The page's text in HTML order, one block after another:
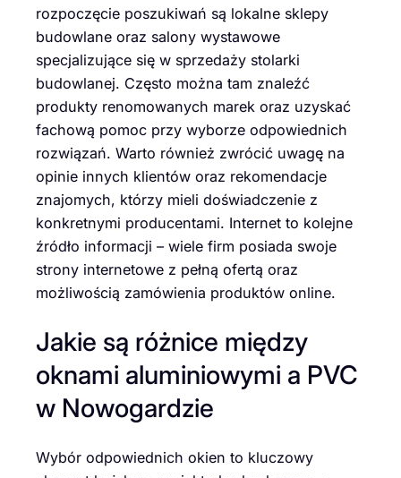
rozpoczęcie poszukiwań są lokalne sklepy
budowlane oraz salony wystawowe
specjalizujące się w sprzedaży stolarki
budowlanej. Często można tam znaleźć
produkty renomowanych marek oraz uzyskać
fachową pomoc przy wyborze odpowiednich
rozwiązań. Warto również zwrócić uwagę na
opinie innych klientów oraz rekomendacje
znajomych, którzy mieli doświadczenie z
konkretnymi producentami. Internet to kolejne
źródło informacji – wiele firm posiada swoje
strony internetowe z pełną ofertą oraz
możliwością zamówienia produktów online.
Jakie są różnice między
oknami aluminiowymi a PVC
w Nowogardzie
Wybór odpowiednich okien to kluczowy